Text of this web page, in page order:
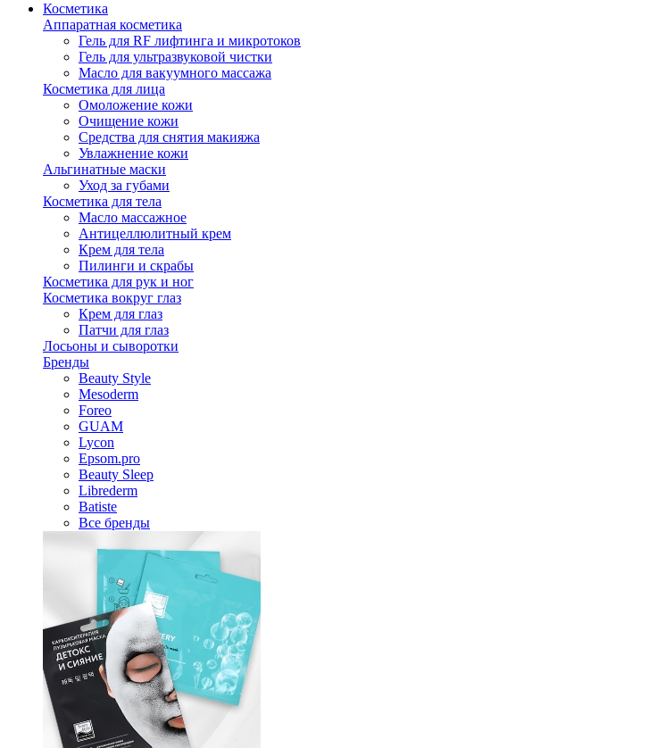
Косметика
Аппаратная косметика
Гель для RF лифтинга и микротоков
Гель для ультразвуковой чистки
Масло для вакуумного массажа
Косметика для лица
Омоложение кожи
Очищение кожи
Средства для снятия макияжа
Увлажнение кожи
Альгинатные маски
Уход за губами
Косметика для тела
Масло массажное
Антицеллюлитный крем
Крем для тела
Пилинги и скрабы
Косметика для рук и ног
Косметика вокруг глаз
Крем для глаз
Патчи для глаз
Лосьоны и сыворотки
Бренды
Beauty Style
Mesoderm
Foreo
GUAM
Lycon
Epsom.pro
Beauty Sleep
Librederm
Batiste
Все бренды